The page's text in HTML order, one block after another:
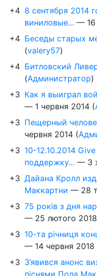
+4 8 сентября 2014
виниловые... —
+4 Беседы старых
(valery57)
+4 Битловский
(Администратор)
+3 Как я выиграл
— 1 червня 2014 (
+3 Пещерный
червня 2014 (
+3 10-12.10.2014
поддержку... — 3
+3 Дайана Кролл
Маккартни — 28
+3 75 років з дня
— 25 лютого 2018
+3 10-та річниця
— 14 червня 2018
+3 З’явився анонс
піснями Пола